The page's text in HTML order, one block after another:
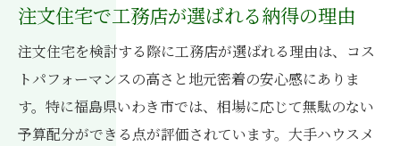
注文住宅で工務店が選ばれる納得の理由
注文住宅を検討する際に工務店が選ばれる理由は、コス
トパフォーマンスの高さと地元密着の安心感にありま
す。特に福島県いわき市では、相場に応じて無駄のない
予算配分ができる点が評価されています。大手ハウスメ